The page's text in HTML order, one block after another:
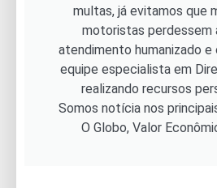
multas, já evitamos que
motoristas perdessem
atendimento humanizado e
equipe especialista em
realizando recursos
Somos notícia nos
O Globo, Valor